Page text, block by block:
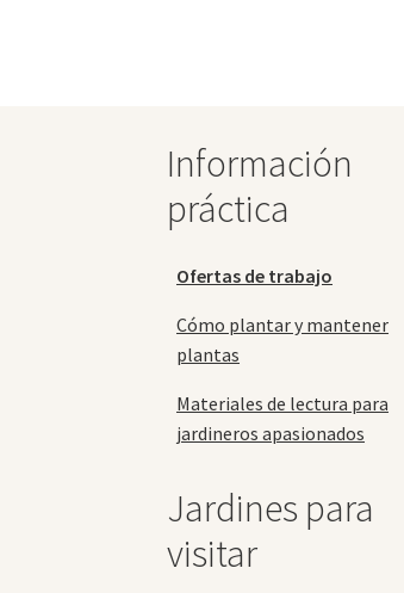
Información
práctica
Ofertas de trabajo
Cómo plantar y mantener
plantas
Materiales de lectura para
jardineros apasionados
Jardines para
visitar